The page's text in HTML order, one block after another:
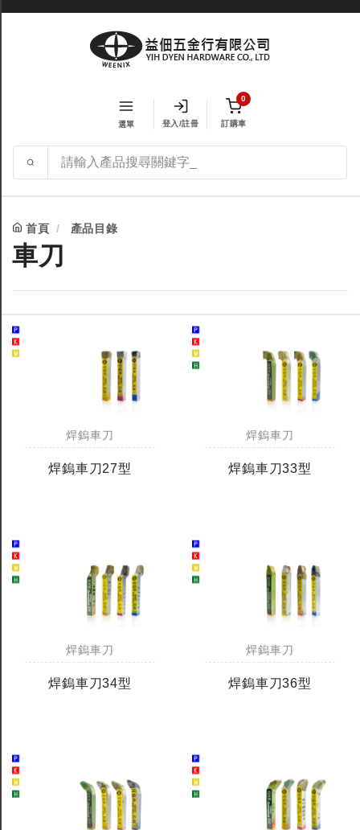
選單 登入/註冊
0
訂購車
首頁 產品目錄
車刀
焊鎢車刀
焊鎢車刀27型
焊鎢車刀
焊鎢車刀33型
焊鎢車刀
焊鎢車刀34型
焊鎢車刀
焊鎢車刀36型